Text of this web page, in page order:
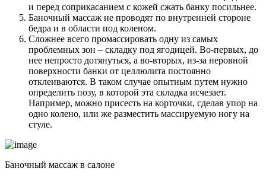
и перед соприкасанием с кожей сжать банку посильнее.
Баночный массаж не проводят по внутренней стороне
бедра и в области под коленом.
Сложнее всего промассировать одну из самых
проблемных зон – складку под ягодицей. Во-первых, до
нее непросто дотянуться, а во-вторых, из-за неровной
поверхности банки от целлюлита постоянно
отклеиваются. В таком случае опытным путем нужно
определить позу, в которой эта складка исчезает.
Например, можно присесть на корточки, сделав упор на
одно колено, или же разместить массируемую ногу на
стуле.
Баночный массаж в салоне